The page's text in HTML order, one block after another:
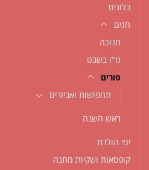
בלונים
חגים
חנוכה
ט''ו בשבט
פורים
תחפושות ואביזרים
ראש השנה
ימי הולדת
קופסאות ושקיות מתנה